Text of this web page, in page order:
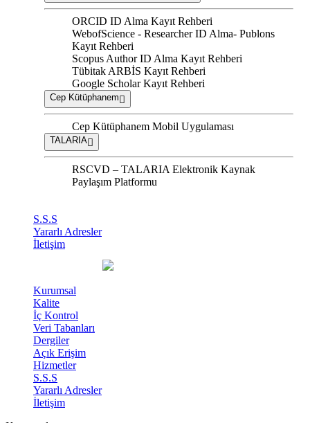
ORCID ID Alma Kayıt Rehberi
WebofScience - Researcher ID Alma- Publons
Kayıt Rehberi
Scopus Author ID Alma Kayıt Rehberi
Tübitak ARBİS Kayıt Rehberi
Google Scholar Kayıt Rehberi
Cep Kütüphanem
Cep Kütüphanem Mobil Uygulaması
TALARIA
RSCVD – TALARIA Elektronik Kaynak
Paylaşım Platformu
S.S.S
Yararlı Adresler
İletişim
Kurumsal
Kalite
İç Kontrol
Veri Tabanları
Dergiler
Açık Erişim
Hizmetler
S.S.S
Yararlı Adresler
İletişim